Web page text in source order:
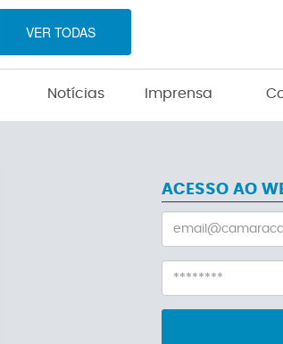
VER TODAS
Notícias Imprensa
ACESSO AO